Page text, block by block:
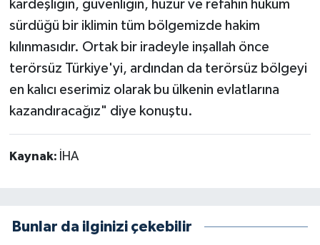
kardeşliğin, güvenliğin, huzur ve refahın hüküm
sürdüğü bir iklimin tüm bölgemizde hakim
kılınmasıdır. Ortak bir iradeyle inşallah önce
terörsüz Türkiye'yi, ardından da terörsüz bölgeyi
en kalıcı eserimiz olarak bu ülkenin evlatlarına
kazandıracağız" diye konuştu.
Kaynak: İHA
Bunlar da ilginizi çekebilir